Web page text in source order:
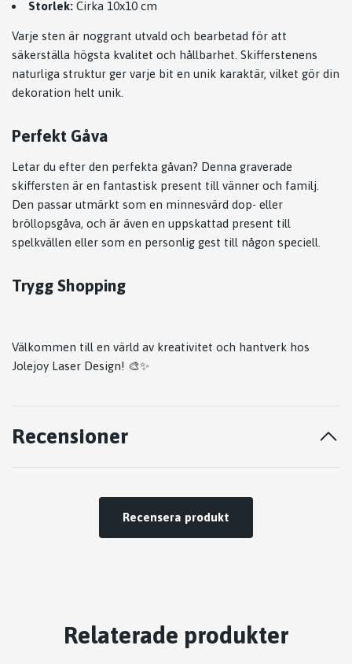
Storlek: Cirka 10x10 cm
Varje sten är noggrant utvald och bearbetad för att
säkerställa högsta kvalitet och hållbarhet. Skifferstenens
naturliga struktur ger varje bit en unik karaktär, vilket gör din
dekoration helt unik.
Perfekt Gåva
Letar du efter den perfekta gåvan? Denna graverade
skiffersten är en fantastisk present till vänner och familj.
Den passar utmärkt som en minnesvärd dop- eller
bröllopsgåva, och är även en uppskattad present till
spelkvällen eller som en personlig gest till någon speciell.
Trygg Shopping
Välkommen till en värld av kreativitet och hantverk hos
Jolejoy Laser Design! 🎨✨
Recensioner
Recensera produkt
Relaterade produkter